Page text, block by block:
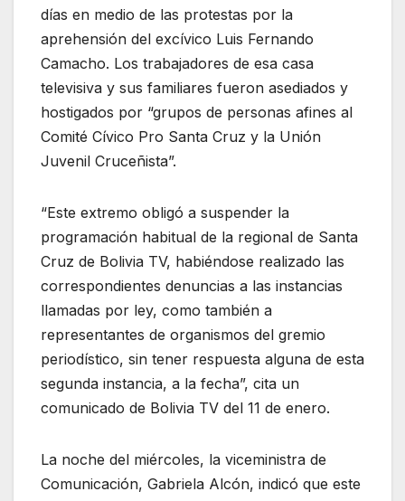
días en medio de las protestas por la
aprehensión del excívico Luis Fernando
Camacho. Los trabajadores de esa casa
televisiva y sus familiares fueron asediados y
hostigados por “grupos de personas afines al
Comité Cívico Pro Santa Cruz y la Unión
Juvenil Cruceñista”.
“Este extremo obligó a suspender la
programación habitual de la regional de Santa
Cruz de Bolivia TV, habiéndose realizado las
correspondientes denuncias a las instancias
llamadas por ley, como también a
representantes de organismos del gremio
periodístico, sin tener respuesta alguna de esta
segunda instancia, a la fecha”, cita un
comunicado de Bolivia TV del 11 de enero.
La noche del miércoles, la viceministra de
Comunicación, Gabriela Alcón, indicó que este